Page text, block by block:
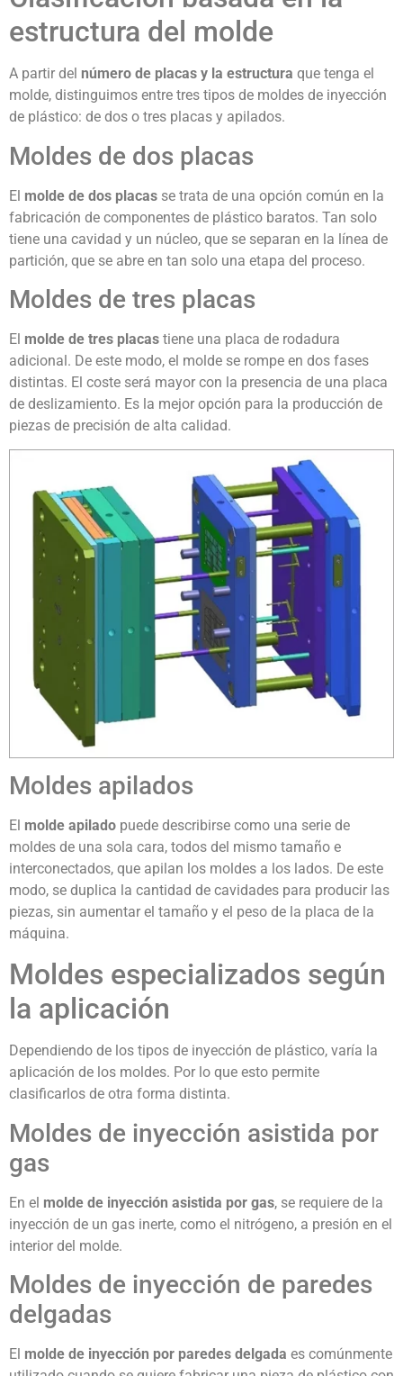
estructura del molde
A partir del número de placas y la estructura que tenga el
molde, distinguimos entre tres tipos de moldes de inyección
de plástico: de dos o tres placas y apilados.
Moldes de dos placas
El molde de dos placas se trata de una opción común en la
fabricación de componentes de plástico baratos. Tan solo
tiene una cavidad y un núcleo, que se separan en la línea de
partición, que se abre en tan solo una etapa del proceso.
Moldes de tres placas
El molde de tres placas tiene una placa de rodadura
adicional. De este modo, el molde se rompe en dos fases
distintas. El coste será mayor con la presencia de una placa
de deslizamiento. Es la mejor opción para la producción de
piezas de precisión de alta calidad.
Moldes apilados
El molde apilado puede describirse como una serie de
moldes de una sola cara, todos del mismo tamaño e
interconectados, que apilan los moldes a los lados. De este
modo, se duplica la cantidad de cavidades para producir las
piezas, sin aumentar el tamaño y el peso de la placa de la
máquina.
Moldes especializados según
la aplicación
Dependiendo de los tipos de inyección de plástico, varía la
aplicación de los moldes. Por lo que esto permite
clasificarlos de otra forma distinta.
Moldes de inyección asistida por
gas
En el molde de inyección asistida por gas, se requiere de la
inyección de un gas inerte, como el nitrógeno, a presión en el
interior del molde.
Moldes de inyección de paredes
delgadas
El molde de inyección por paredes delgada es comúnmente